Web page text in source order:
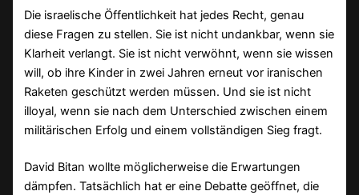
Die israelische Öffentlichkeit hat jedes Recht, genau
diese Fragen zu stellen. Sie ist nicht undankbar, wenn sie
Klarheit verlangt. Sie ist nicht verwöhnt, wenn sie wissen
will, ob ihre Kinder in zwei Jahren erneut vor iranischen
Raketen geschützt werden müssen. Und sie ist nicht
illoyal, wenn sie nach dem Unterschied zwischen einem
militärischen Erfolg und einem vollständigen Sieg fragt.
David Bitan wollte möglicherweise die Erwartungen
dämpfen. Tatsächlich hat er eine Debatte geöffnet, die